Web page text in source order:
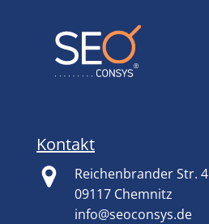
Kontakt
Reichenbrander Str. 4
09117 Chemnitz
info@seoconsys.de